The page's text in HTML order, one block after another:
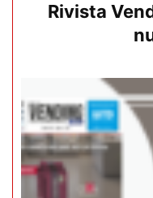
Rivista